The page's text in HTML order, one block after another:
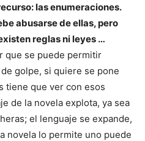
las enumeraciones.
abusarse de ellas, pero
reglas ni leyes …
que se puede permitir
golpe, si quiere se pone
tiene que ver con esos
de la novela explota, ya sea
el lenguaje se expande,
novela lo permite uno puede